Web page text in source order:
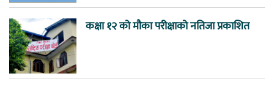
कक्षा १२ को मौका परीक्षाको नतिजा प्रकाशित